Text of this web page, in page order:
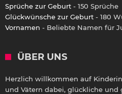
Sprüche zur Geburt - 150 Sprüche
Glückwünsche zur Geburt - 180
Vornamen - Beliebte Namen für
ÜBER UNS
Herzlich willkommen auf
und Vätern dabei, glückliche und